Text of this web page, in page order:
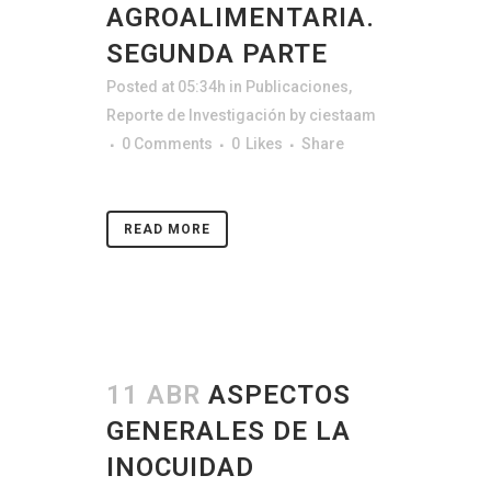
AGROALIMENTARIA.
SEGUNDA PARTE
Posted at 05:34h in Publicaciones,
Reporte de Investigación by ciestaam
0 Comments
0 Likes Share
READ MORE
11 ABR ASPECTOS
GENERALES DE LA
INOCUIDAD